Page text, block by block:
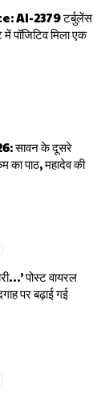
AI-2379 टर्बुलेंस
पॉजिटिव मिला एक
सावन के दूसरे
का पाठ, महादेव की
पोस्ट वायरल
पर बढ़ाई गई